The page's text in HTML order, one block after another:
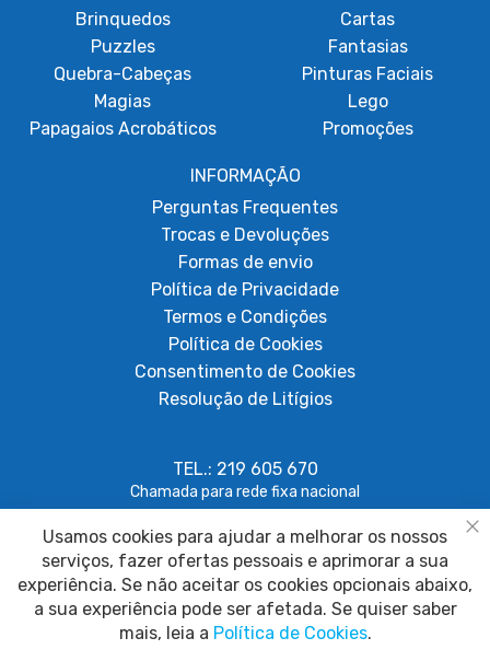
Brinquedos
Puzzles
Quebra-Cabeças
Magias
Papagaios Acrobáticos
Cartas
Fantasias
Pinturas Faciais
Lego
Promoções
INFORMAÇÃO
Perguntas Frequentes
Trocas e Devoluções
Formas de envio
Política de Privacidade
Termos e Condições
Política de Cookies
Consentimento de Cookies
Resolução de Litígios
TEL.: 219 605 670
Chamada para rede fixa nacional
geral@papagaiosempenas.com
Usamos cookies para ajudar a melhorar os nossos
serviços, fazer ofertas pessoais e aprimorar a sua
experiência. Se não aceitar os cookies opcionais abaixo,
a sua experiência pode ser afetada. Se quiser saber
mais, leia a Política de Cookies.